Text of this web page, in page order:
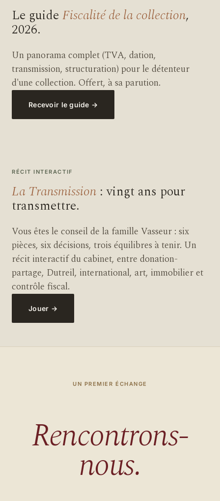
Le guide Fiscalité de la collection,
2026.
Un panorama complet (TVA, dation,
transmission, structuration) pour le détenteur
d'une collection. Offert, à sa parution.
Recevoir le guide →
RÉCIT INTERACTIF
La Transmission : vingt ans pour
transmettre.
Vous êtes le conseil de la famille Vasseur : six
pièces, six décisions, trois équilibres à tenir. Un
récit interactif du cabinet, entre donation-
partage, Dutreil, international, art, immobilier et
contrôle fiscal.
Jouer →
UN PREMIER ÉCHANGE
Rencontrons-
nous.